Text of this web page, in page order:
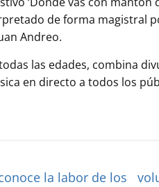
de forma magistral
Andreo.
las edades, combina
en directo a todos los
la labor de los